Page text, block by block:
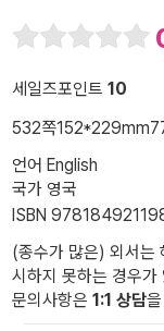
세일즈포인트 10
532쪽152*229mm
언어 English
국가 영국
ISBN
(종수가 많은) 외서는
시하지 못하는 경우가
문의사항은 1:1 상담